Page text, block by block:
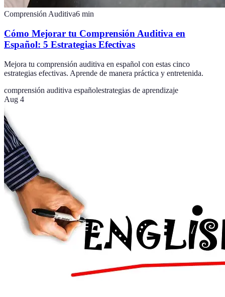
Comprensión Auditiva6 min
Cómo Mejorar tu Comprensión Auditiva en
Español: 5 Estrategias Efectivas
Mejora tu comprensión auditiva en español con estas cinco
estrategias efectivas. Aprende de manera práctica y entretenida.
comprensión auditiva españolestrategias de aprendizaje
Aug 4